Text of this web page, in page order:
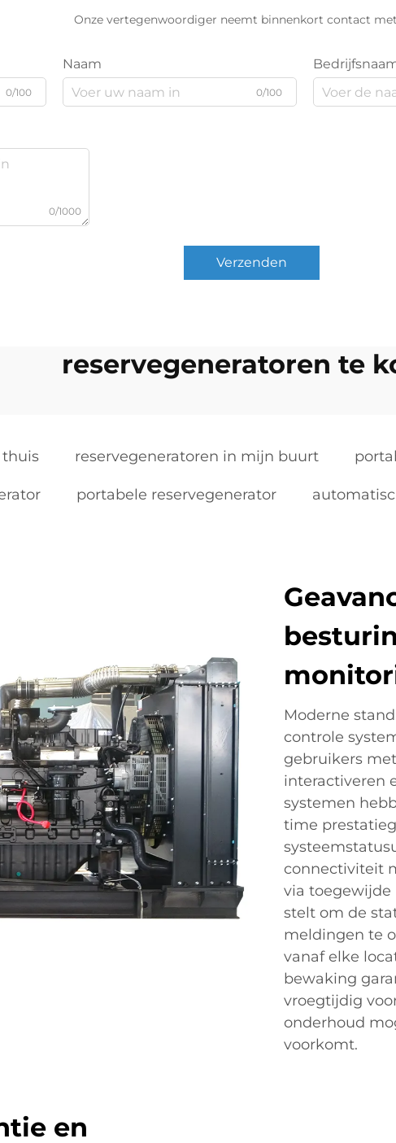
Onze vertegenwoordiger neemt binnenkort contact
0/100
Naam
0/100
0/1000
Verzenden
reservegeneratoren te
reservegeneratoren in mijn buurt
portabele reservegenerator
Moderne
controle
gebruikers
interactiveren
systemen
time
connectiviteit
via toegewijde
stelt om de
meldingen te
vanaf elke
bewaking
vroegtijdig
onderhoud
voorkomt.
en